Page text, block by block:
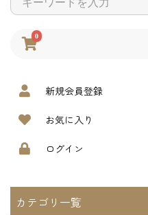
0
新規会員登録
お気に入り
ログイン
カテゴリ一覧